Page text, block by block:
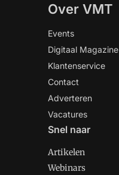
Over VMT
Events
Digitaal Magazine
Klantenservice
Contact
Adverteren
Vacatures
Snel naar
Artikelen
Webinars